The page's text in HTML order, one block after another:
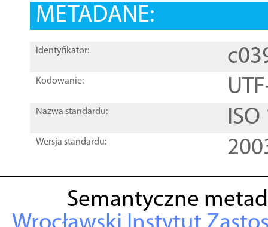
METADANE:
Identyfikator:
Kodowanie:
Nazwa standardu:
Wersja standardu:
Semantyczne